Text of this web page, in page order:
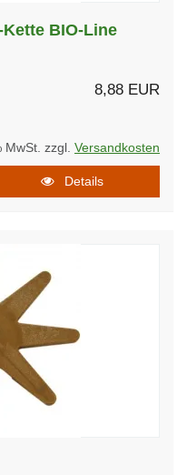
BIO-Line
8,88 EUR
MwSt. zzgl. Versandkosten
Details